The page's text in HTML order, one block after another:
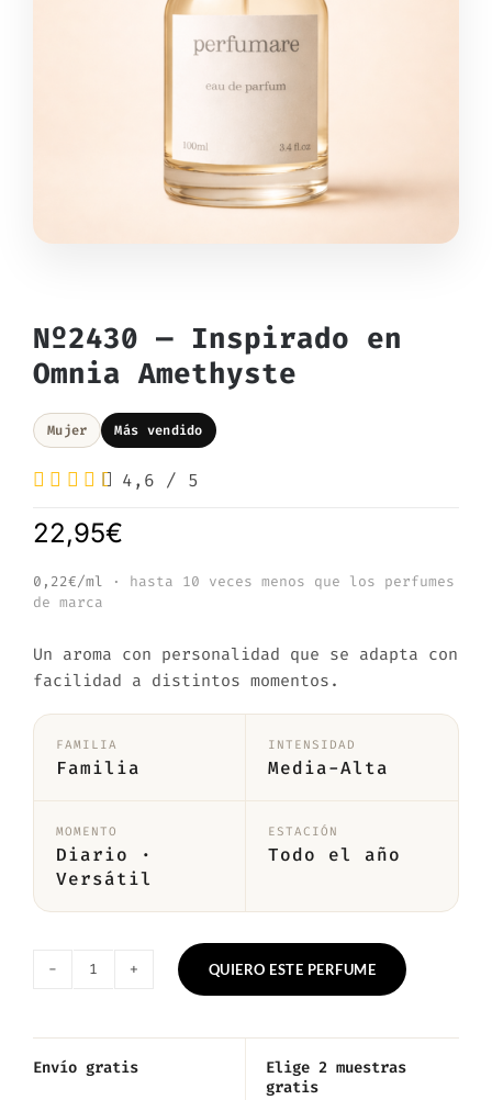
Nº2430 — Inspirado en
Omnia Amethyste
Mujer Más vendido
4,6 / 5
22,95€
0,22€/ml
· hasta 10 veces menos que los perfumes
de marca
Un aroma con personalidad que se adapta con
facilidad a distintos momentos.
FAMILIA
Familia
INTENSIDAD
Media-Alta
MOMENTO
Diario ·
Versátil
ESTACIÓN
Todo el año
Inspirado
QUIERO ESTE PERFUME
Envío gratis
Elige 2 muestras
gratis